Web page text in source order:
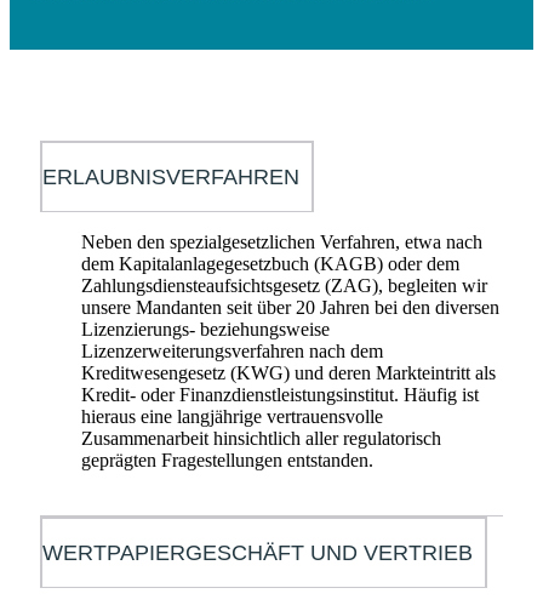
ERLAUBNISVERFAHREN
Neben den spezialgesetzlichen Verfahren, etwa nach
dem Kapitalanlagegesetzbuch (KAGB) oder dem
Zahlungsdiensteaufsichtsgesetz (ZAG), begleiten wir
unsere Mandanten seit über 20 Jahren bei den diversen
Lizenzierungs- beziehungsweise
Lizenzerweiterungsverfahren nach dem
Kreditwesengesetz (KWG) und deren Markteintritt als
Kredit- oder Finanzdienstleistungsinstitut. Häufig ist
hieraus eine langjährige vertrauensvolle
Zusammenarbeit hinsichtlich aller regulatorisch
geprägten Fragestellungen entstanden.
WERTPAPIERGESCHÄFT UND VERTRIEB